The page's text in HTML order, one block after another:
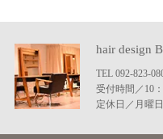
hair design
TEL 092-823-
受付時間／10
定休日／月曜